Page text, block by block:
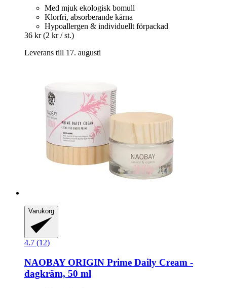
Med mjuk ekologisk bomull
Klorfri, absorberande kärna
Hypoallergen & individuellt förpackad
36 kr (2 kr / st.)
Leverans till 17. augusti
Varukorg
4.7 (12)
NAOBAYORIGIN Prime Daily Cream -​
dagkräm, 50 ml